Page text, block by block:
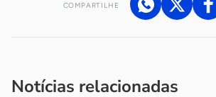
COMPARTILHE
Notícias relacionadas